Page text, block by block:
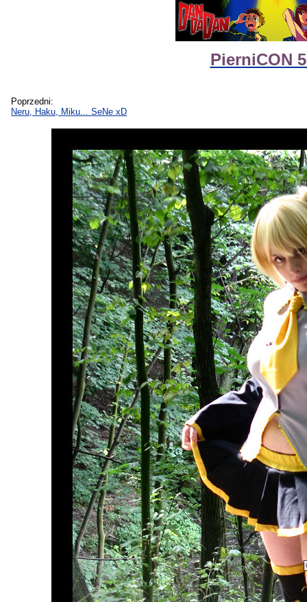
PierniCON
Poprzedni:
Neru, Haku, Miku... SeNe xD